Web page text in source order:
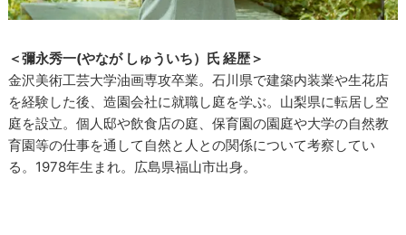
＜彌永秀一(やなが しゅういち）氏 経歴＞
金沢美術工芸大学油画専攻卒業。石川県で建築内装業や生花店
を経験した後、造園会社に就職し庭を学ぶ。山梨県に転居し空
庭を設立。個人邸や飲食店の庭、保育園の園庭や大学の自然教
育園等の仕事を通して自然と人との関係について考察してい
る。1978年生まれ。広島県福山市出身。